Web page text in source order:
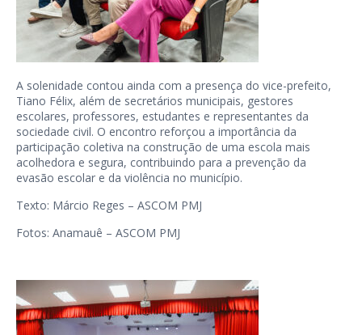
A solenidade contou ainda com a presença do vice-prefeito,
Tiano Félix, além de secretários municipais, gestores
escolares, professores, estudantes e representantes da
sociedade civil. O encontro reforçou a importância da
participação coletiva na construção de uma escola mais
acolhedora e segura, contribuindo para a prevenção da
evasão escolar e da violência no município.
Texto: Márcio Reges – ASCOM PMJ
Fotos: Anamauê – ASCOM PMJ